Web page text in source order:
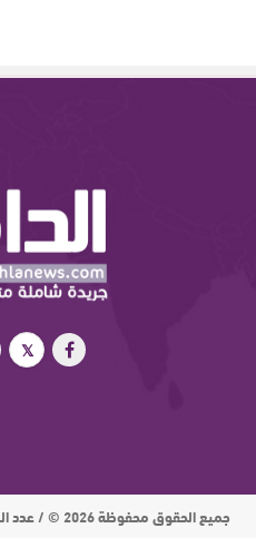
جميع الحقوق محفوظة 2026 © / عدد الزوار اليومي : 15 ألف